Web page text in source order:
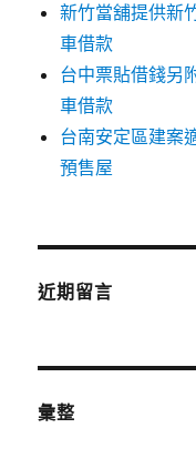
新竹當舖提供新
車借款
台中票貼借錢另
車借款
台南安定區建案
預售屋
近期留言
彙整